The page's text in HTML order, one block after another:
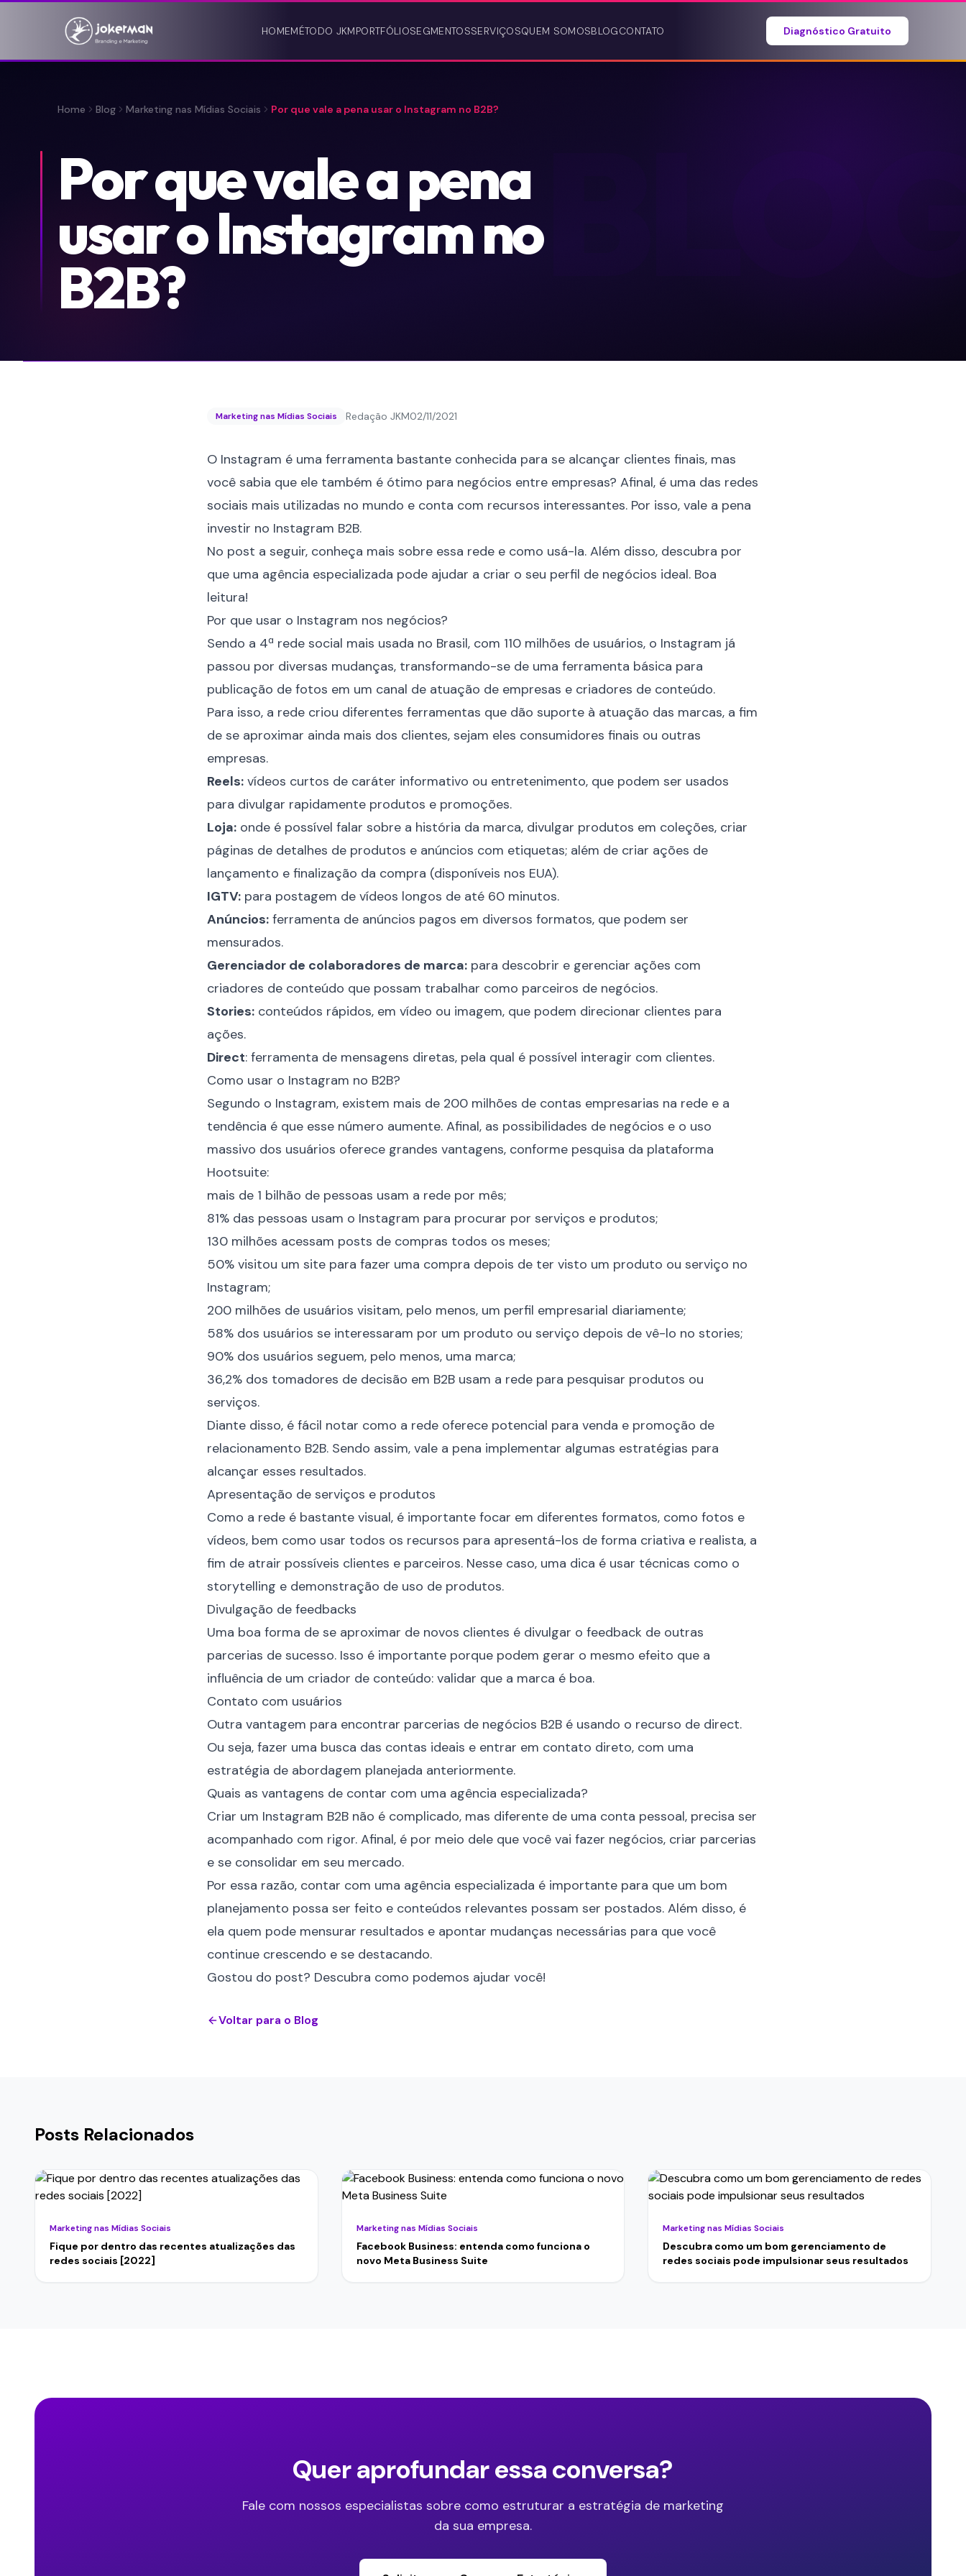
HOMEMÉTODO JKMPORTFÓLIOSEGMENTOSSERVIÇOSQUEM SOMOSBLOGCONTATO Diagnóstico Gratuito
Home Blog Marketing nas Mídias Sociais Por que vale a pena usar o Instagram no B2B?
Por que vale a pena
usar o Instagram no
B2B?
Marketing nas Mídias Sociais Redação JKM02/11/2021
O Instagram é uma ferramenta bastante conhecida para se alcançar clientes finais, mas
você sabia que ele também é ótimo para negócios entre empresas? Afinal, é uma das redes
sociais mais utilizadas no mundo e conta com recursos interessantes. Por isso, vale a pena
investir no Instagram B2B.
No post a seguir, conheça mais sobre essa rede e como usá-la. Além disso, descubra por
que uma agência especializada pode ajudar a criar o seu perfil de negócios ideal. Boa
leitura!
Por que usar o Instagram nos negócios?
Sendo a 4ª rede social mais usada no Brasil, com 110 milhões de usuários, o Instagram já
passou por diversas mudanças, transformando-se de uma ferramenta básica para
publicação de fotos em um canal de atuação de empresas e criadores de conteúdo.
Para isso, a rede criou diferentes ferramentas que dão suporte à atuação das marcas, a fim
de se aproximar ainda mais dos clientes, sejam eles consumidores finais ou outras
empresas.
Reels: vídeos curtos de caráter informativo ou entretenimento, que podem ser usados
para divulgar rapidamente produtos e promoções.
Loja: onde é possível falar sobre a história da marca, divulgar produtos em coleções, criar
páginas de detalhes de produtos e anúncios com etiquetas; além de criar ações de
lançamento e finalização da compra (disponíveis nos EUA).
IGTV: para postagem de vídeos longos de até 60 minutos.
Anúncios: ferramenta de anúncios pagos em diversos formatos, que podem ser
mensurados.
Gerenciador de colaboradores de marca: para descobrir e gerenciar ações com
criadores de conteúdo que possam trabalhar como parceiros de negócios.
Stories: conteúdos rápidos, em vídeo ou imagem, que podem direcionar clientes para
ações.
Direct: ferramenta de mensagens diretas, pela qual é possível interagir com clientes.
Como usar o Instagram no B2B?
Segundo o Instagram, existem mais de 200 milhões de contas empresarias na rede e a
tendência é que esse número aumente. Afinal, as possibilidades de negócios e o uso
massivo dos usuários oferece grandes vantagens, conforme pesquisa da plataforma
Hootsuite:
mais de 1 bilhão de pessoas usam a rede por mês;
81% das pessoas usam o Instagram para procurar por serviços e produtos;
130 milhões acessam posts de compras todos os meses;
50% visitou um site para fazer uma compra depois de ter visto um produto ou serviço no
Instagram;
200 milhões de usuários visitam, pelo menos, um perfil empresarial diariamente;
58% dos usuários se interessaram por um produto ou serviço depois de vê-lo no stories;
90% dos usuários seguem, pelo menos, uma marca;
36,2% dos tomadores de decisão em B2B usam a rede para pesquisar produtos ou
serviços.
Diante disso, é fácil notar como a rede oferece potencial para venda e promoção de
relacionamento B2B. Sendo assim, vale a pena implementar algumas estratégias para
alcançar esses resultados.
Apresentação de serviços e produtos
Como a rede é bastante visual, é importante focar em diferentes formatos, como fotos e
vídeos, bem como usar todos os recursos para apresentá-los de forma criativa e realista, a
fim de atrair possíveis clientes e parceiros. Nesse caso, uma dica é usar técnicas como o
storytelling e demonstração de uso de produtos.
Divulgação de feedbacks
Uma boa forma de se aproximar de novos clientes é divulgar o feedback de outras
parcerias de sucesso. Isso é importante porque podem gerar o mesmo efeito que a
influência de um criador de conteúdo: validar que a marca é boa.
Contato com usuários
Outra vantagem para encontrar parcerias de negócios B2B é usando o recurso de direct.
Ou seja, fazer uma busca das contas ideais e entrar em contato direto, com uma
estratégia de abordagem planejada anteriormente.
Quais as vantagens de contar com uma agência especializada?
Criar um Instagram B2B não é complicado, mas diferente de uma conta pessoal, precisa ser
acompanhado com rigor. Afinal, é por meio dele que você vai fazer negócios, criar parcerias
e se consolidar em seu mercado.
Por essa razão, contar com uma agência especializada é importante para que um bom
planejamento possa ser feito e conteúdos relevantes possam ser postados. Além disso, é
ela quem pode mensurar resultados e apontar mudanças necessárias para que você
continue crescendo e se destacando.
Gostou do post? Descubra como podemos ajudar você!
Voltar para o Blog
Posts Relacionados
Marketing nas Mídias Sociais
Fique por dentro das recentes atualizações das
redes sociais [2022]
Marketing nas Mídias Sociais
Facebook Business: entenda como funciona o
novo Meta Business Suite
Marketing nas Mídias Sociais
Descubra como um bom gerenciamento de
redes sociais pode impulsionar seus resultados
Quer aprofundar essa conversa?
Fale com nossos especialistas sobre como estruturar a estratégia de marketing
da sua empresa.